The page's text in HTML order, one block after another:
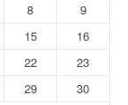
8
9
15
16
22
23
29
30